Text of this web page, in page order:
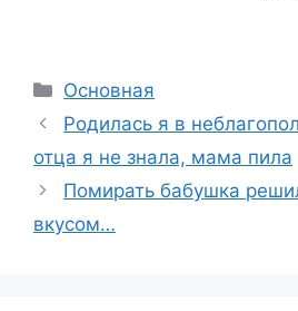
Рубрики
Основная
Родилась я в
отца я не знала, мама пила
Помирать бабушка
вкусом…